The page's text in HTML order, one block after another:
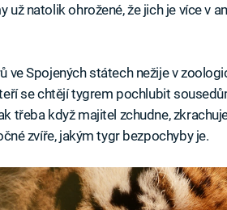
už natolik ohrožené, že jich je více v
ve Spojených státech nežije v
se chtějí tygrem pochlubit
třeba když majitel zchudne,
zvíře, jakým tygr bezpochyby je.